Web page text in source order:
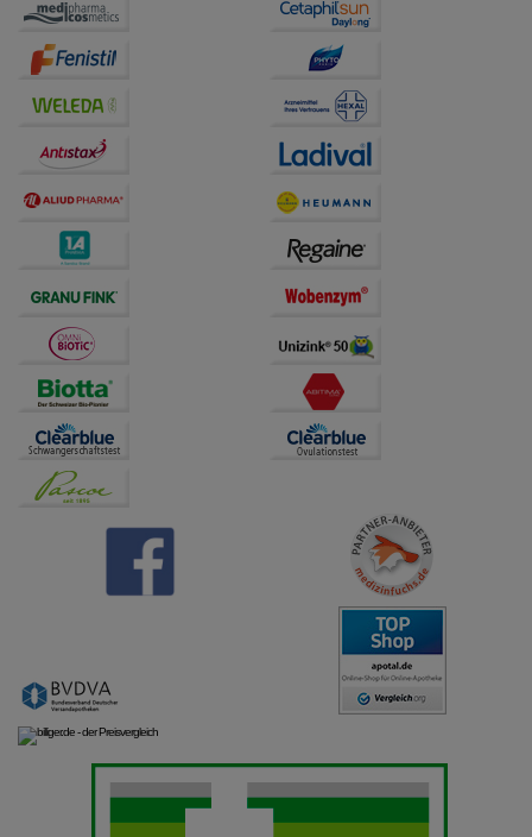
auf unserer Website aber auch die Werbung auf
Drittseiten möglichst relevant für Sie zu gestalten.
Bitte beachten Sie, dass Daten hierfür teilweise an
übertragen werden.